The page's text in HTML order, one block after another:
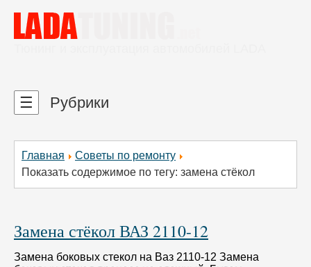
Главная
Советы по ремонту
Показать содержимое по тегу: замена стёкол
Замена стёкол ВАЗ 2110-12
Замена боковых стекол на Ваз 2110-12 Замена
☰ Рубрики